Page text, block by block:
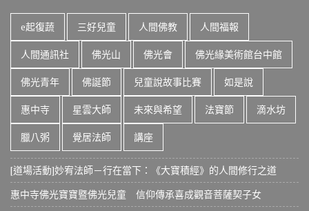
e起復蔬 三好兒童 人間佛教 人間福報
人間通訊社 佛光山 佛光會 佛光緣美術館台中館
佛光青年 佛誕節 兒童說故事比賽 如是說
惠中寺 星雲大師 未來與希望 法寶節 滴水坊
臘八粥 覺居法師 講座
[道場活動]妙宥法師－行在當下：《大寶積經》的人間修行之道
惠中寺佛光寶寶暨佛光兒童 信仰傳承喜成觀音菩薩契子女